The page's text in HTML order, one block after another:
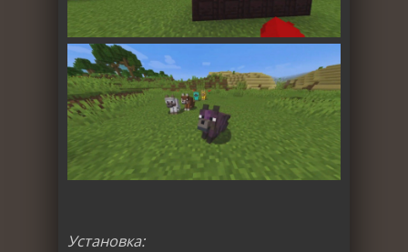
Установка: